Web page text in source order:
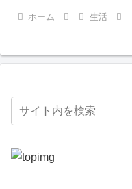
ホーム 生活